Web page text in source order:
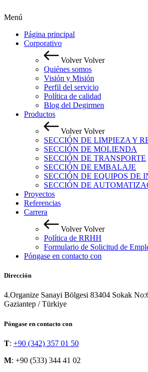
Menú
Página principal
Corporativo
Volver Volver
Quiénes somos
Visión y Misión
Perfil del servicio
Política de calidad
Blog del Degirmen
Productos
Volver Volver
SECCIÓN DE LIMPIEZA Y
SECCIÓN DE MOLIENDA
SECCIÓN DE TRANSPORTE
SECCIÓN DE EMBALAJE
SECCIÓN DE EQUIPOS DE
SECCIÓN DE
Proyectos
Referencias
Carrera
Volver Volver
Política de RRHH
Formulario de Solicitud de
Póngase en contacto con
Dirección
4.Organize Sanayi Bölgesi 83404 Sokak
Gaziantep / Türkiye
Póngase en contacto con
T: +90 (342) 357 01 50
M: +90 (533) 344 41 02